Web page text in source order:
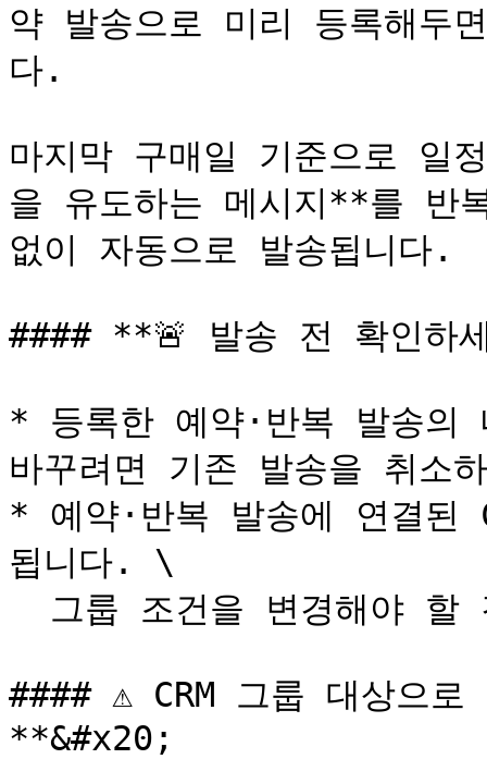
약 발송으로 미리 등록해두
다.
마지막 구매일 기준으로 일
을 유도하는 메시지**를 반
없이 자동으로 발송됩니다.
#### **🚨 발송 전 확인하
* 등록한 예약·반복 발송의
바꾸려면 기존 발송을 취소
* 예약·반복 발송에 연결된
됩니다. \
#### ⚠️ CRM 그룹 대상으
**&#x20;